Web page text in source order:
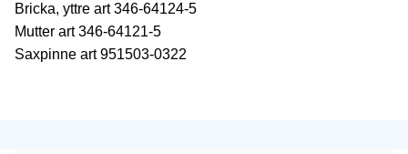
Bricka, yttre art 346-64124-5
Mutter art 346-64121-5
Saxpinne art 951503-0322